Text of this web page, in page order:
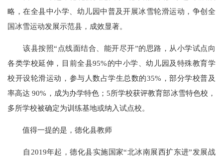
略，在全县中小学、幼儿园中普及开展冰雪轮滑运动，争创全
国冰雪运动发展示范县，成效显著。
该县按照“点线面结合、能开尽开”的思路，从小学试点向
各类学校延伸，目前全县95%的中小学、幼儿园及特殊教育学
校开设轮滑运动，参与人数占学生总数的35%，部分学校普及
率高达 90%，成为办学特色；5所学校获评教育部冰雪特色校，
多所学校被确定为训练基地或纳入试点校。
值得一提的是，德化县教师
自2019年起，德化县实施国家“北冰南展西扩东进”发展战